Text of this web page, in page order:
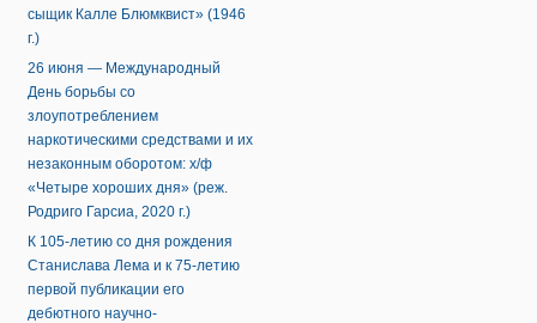
сыщик Калле Блюмквист» (1946
г.)
26 июня — Международный
День борьбы со
злоупотреблением
наркотическими средствами и их
незаконным оборотом: х/ф
«Четыре хороших дня» (реж.
Родриго Гарсиа, 2020 г.)
К 105-летию со дня рождения
Станислава Лема и к 75-летию
первой публикации его
дебютного научно-